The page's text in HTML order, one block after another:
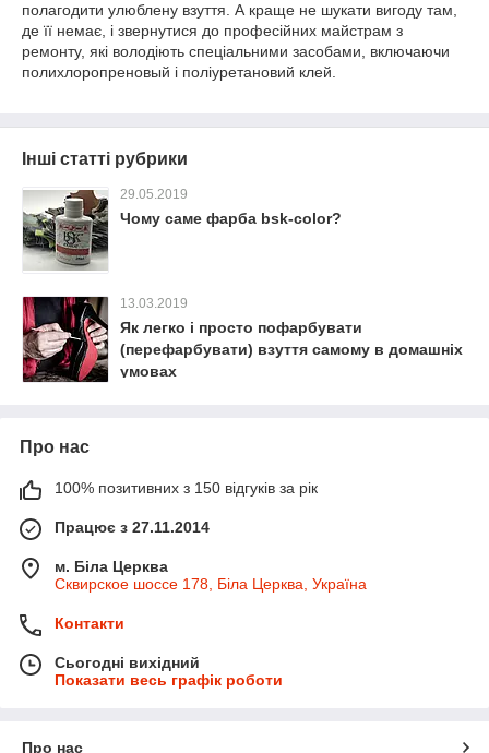
полагодити улюблену взуття. А краще не шукати вигоду там,
де її немає, і звернутися до професійних майстрам з
ремонту, які володіють спеціальними засобами, включаючи
полихлоропреновый і поліуретановий клей.
Інші статті рубрики
29.05.2019
Чому саме фарба bsk-color?
13.03.2019
Як легко і просто пофарбувати
(перефарбувати) взуття самому в домашніх
умовах
Про нас
100% позитивних з 150 відгуків за рік
Працює з 27.11.2014
м. Біла Церква
Сквирское шоссе 178, Біла Церква, Україна
Контакти
Сьогодні вихідний
Показати весь графік роботи
Про нас